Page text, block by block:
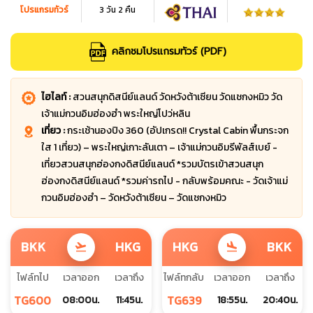
โปรแกรมทัวร์ 3 วัน 2 คืน
คลิกชมโปรแกรมทัวร์ (PDF)
ไฮไลท์ :สวนสนุกดิสนีย์แลนด์ วัดหวังต้าเซียน วัดแชกงหมิว วัด
เจ้าแม่กวนอิมฮ่องฮำ พระใหญ่โปว่หลิน
เที่ยว :กระเช้านองปิง 360 (อัปเกรด!! Crystal Cabin พื้นกระจก
ใส 1 เที่ยว) – พระใหญ่เกาะลันเตา – เจ้าแม่กวนอิมรีพัลส์เบย์ -
เที่ยวสวนสนุกฮ่องกงดิสนีย์แลนด์ *รวมบัตรเข้าสวนสนุก
ฮ่องกงดิสนีย์แลนด์ *รวมค่ารถไป - กลับพร้อมคณะ - วัดเจ้าแม่
กวนอิมฮ่องฮำ – วัดหวังต้าเซียน – วัดแชกงหมิว
BKK flight_takeoff HKG
ไฟล์ทไป
TG600
เวลาออก
08:00น.
เวลาถึง
11:45น.
HKG flight_land BKK
ไฟล์ทกลับ
TG639
เวลาออก
18:55น.
เวลาถึง
20:40น.